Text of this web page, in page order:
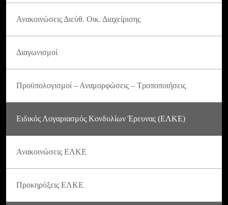
Ανακοινώσεις Διεύθ. Οικ. Διαχείρισης
Διαγωνισμοί
Προϋπολογισμοί – Αναμορφώσεις – Τροποποιήσεις
Ειδικός Λογαριασμός Κονδυλίων Έρευνας (ΕΛΚΕ)
Ανακοινώσεις ΕΛΚΕ
Προκηρύξεις ΕΛΚΕ